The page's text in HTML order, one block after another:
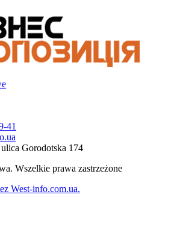
41
Gorodotska 174
Wszelkie prawa zastrzeżone
West-info.com.ua.